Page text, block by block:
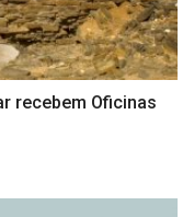
recebem Oficinas